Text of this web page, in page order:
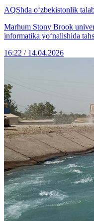
AQShda o‘zbekistonlik
Marhum Stony Brook
informatika yo‘nalishida
16:22 / 14.04.2026